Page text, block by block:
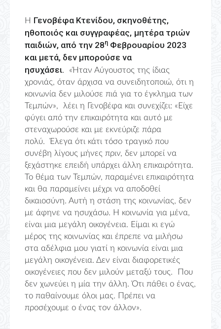
Γενοβέφα Κτενίδου, σκηνοθέτης,
ηθοποιός και συγγραφέας, μητέρα τριών
παιδιών, από την 28η Φεβρουαρίου 2023
και μετά, δεν μπορούσε να
ησυχάσει. «Ήταν Αύγουστος της ίδιας
χρονιάς, όταν άρχισα να συνειδητοποιώ, ότι η
κοινωνία δεν μιλούσε πιά για το έγκλημα των
Τεμπών», λέει η Γενοβέφα και συνεχίζει: «Είχε
φύγει από την επικαιρότητα και αυτό με
στεναχωρούσε και με εκνεύριζε πάρα
πολύ. Έλεγα ότι κάτι τόσο τραγικό που
συνέβη λίγους μήνες πριν, δεν μπορεί να
ξεχάστηκε επειδή υπάρχει άλλη επικαιρότητα.
Το θέμα των Τεμπών, παραμένει επικαιρότητα
και θα παραμείνει μέχρι να αποδοθεί
δικαιοσύνη. Αυτή η στάση της κοινωνίας, δεν
με άφηνε να ησυχάσω. Η κοινωνία για μένα,
είναι μια μεγάλη οικογένεια. Είμαι κι εγώ
μέρος της κοινωνίας και έπρεπε να μιλήσω
στα αδέλφια μου γιατί η κοινωνία είναι μια
μεγάλη οικογένεια. Δεν είναι διαφορετικές
οικογένειες που δεν μιλούν μεταξύ τους. Που
δεν χωνεύει η μία την άλλη. Ότι πάθει ο ένας,
το παθαίνουμε όλοι μας. Πρέπει να
προσέχουμε ο ένας τον άλλον».